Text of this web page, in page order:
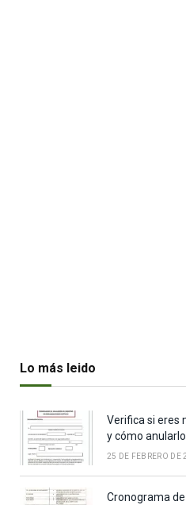
Lo más leido
Verifica si eres
y cómo anularlo
25 DE FEBRERO DE
Cronograma